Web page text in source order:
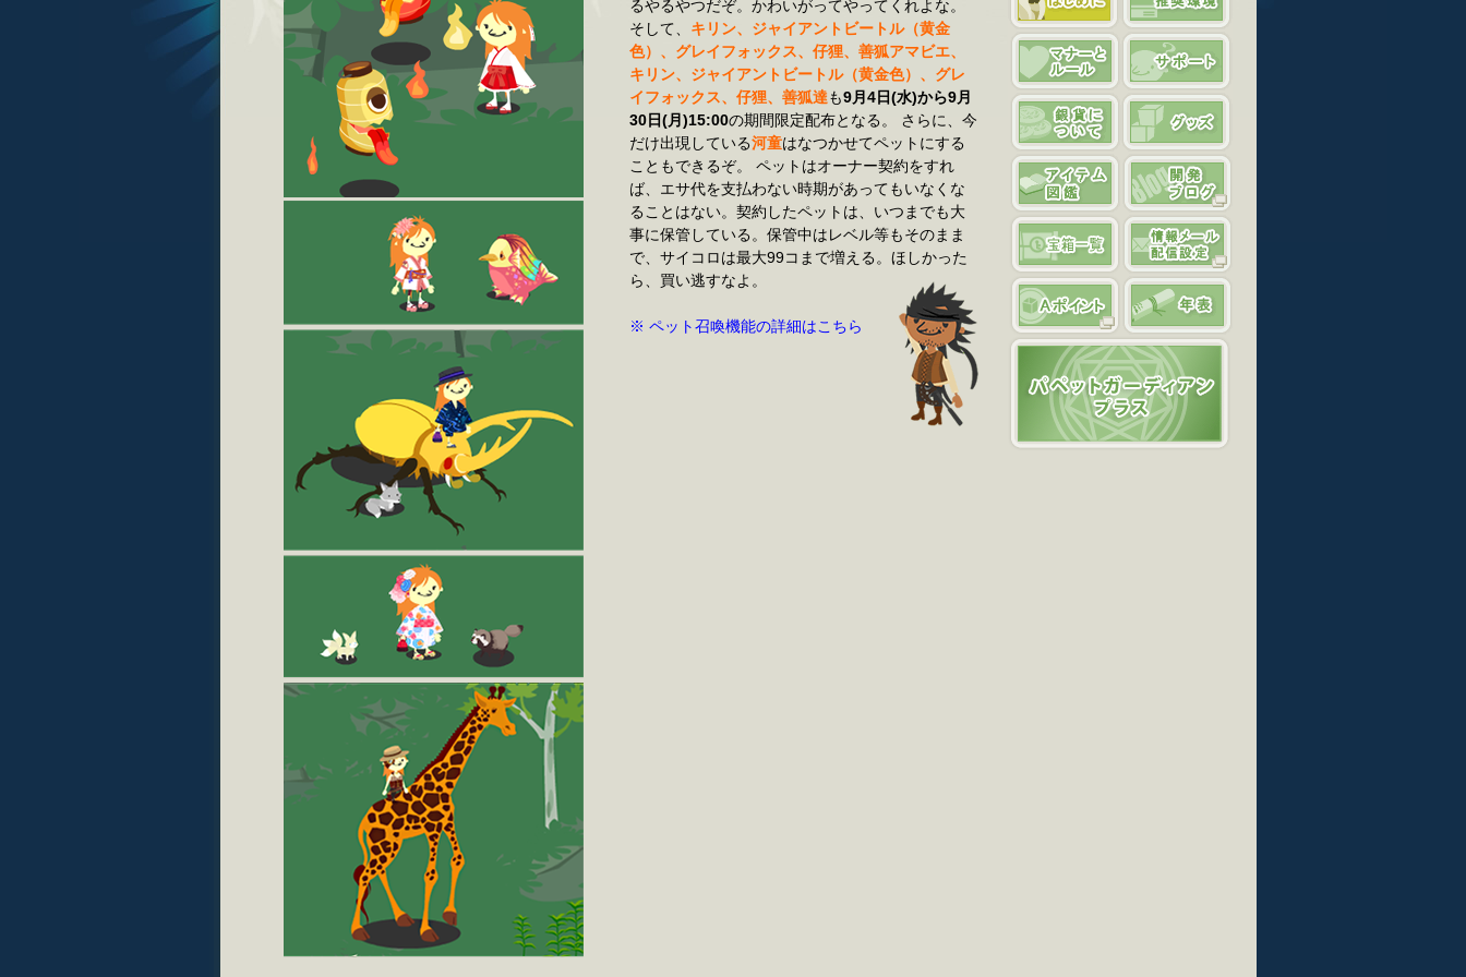
るやるやつだぞ。かわいがってやってくれよな。
そして、 キリン、ジャイアントビートル（黄金
色）、グレイフォックス、仔狸、善狐アマビエ、
キリン、ジャイアントビートル（黄金色）、グレ
イフォックス、仔狸、善狐達も9月4日(水)から9月
30日(月)15:00の期間限定配布となる。 さらに、今
だけ出現している河童はなつかせてペットにする
こともできるぞ。 ペットはオーナー契約をすれ
ば、エサ代を支払わない時期があってもいなくな
ることはない。契約したペットは、いつまでも大
事に保管している。保管中はレベル等もそのまま
で、サイコロは最大99コまで増える。ほしかった
ら、買い逃すなよ。
※ ペット召喚機能の詳細はこちら